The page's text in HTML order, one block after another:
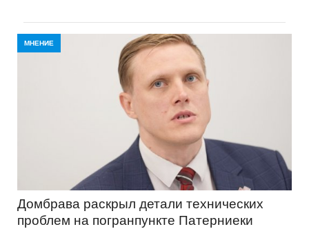
МНЕНИЕ
Домбравa раскрыл детали технических
проблем на погранпункте Патерниеки